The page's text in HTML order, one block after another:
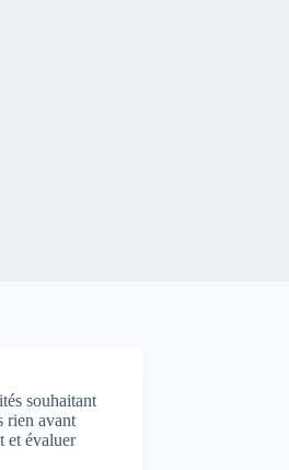
souhaitant
rien avant
et évaluer